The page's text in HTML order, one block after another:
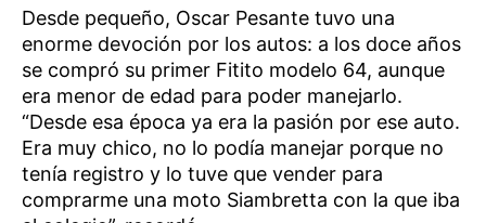
Desde pequeño, Oscar Pesante tuvo una
enorme devoción por los autos: a los doce años
se compró su primer Fitito modelo 64, aunque
era menor de edad para poder manejarlo.
“Desde esa época ya era la pasión por ese auto.
Era muy chico, no lo podía manejar porque no
tenía registro y lo tuve que vender para
comprarme una moto Siambretta con la que iba